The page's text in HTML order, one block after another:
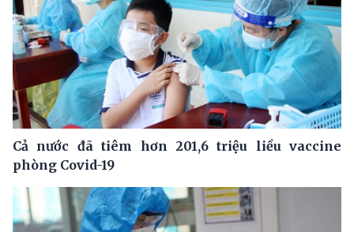
Cả nước đã tiêm hơn 201,6 triệu liều vaccine
phòng Covid-19